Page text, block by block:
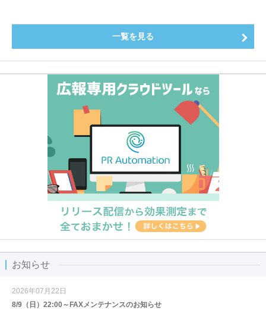
一覧を見る
お知らせ
2026年07月22日
8/9（日）22:00～FAXメンテナンスのお知らせ